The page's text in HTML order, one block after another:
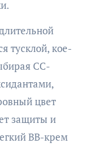
тусклой, кое-
CC-
цвет
защиты и
BB-крем